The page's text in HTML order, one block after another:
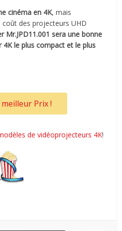
cinéma en 4K, mais
des projecteurs UHD
Mr.JPD11.001 sera une bonne
4K le plus compact et le plus
Prix !
de vidéoprojecteurs 4K!